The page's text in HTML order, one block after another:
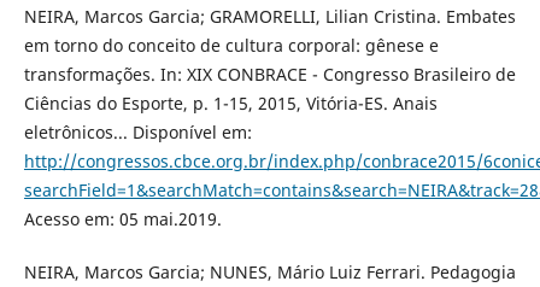
NEIRA, Marcos Garcia; GRAMORELLI, Lilian Cristina. Embates
em torno do conceito de cultura corporal: gênese e
transformações. In: XIX CONBRACE - Congresso Brasileiro de
Ciências do Esporte, p. 1-15, 2015, Vitória-ES. Anais
eletrônicos... Disponível em:
http://congressos.cbce.org.br/index.php/conbrace2015/
Acesso em: 05 mai.2019.
NEIRA, Marcos Garcia; NUNES, Mário Luiz Ferrari. Pedagogia